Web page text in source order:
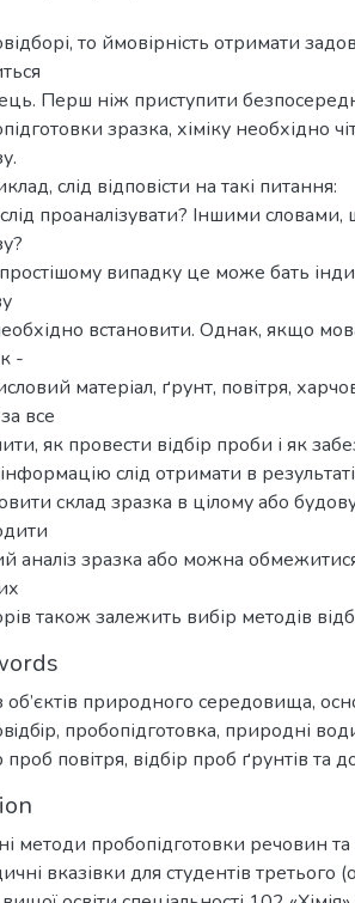
то ймовірність отримати
Перш ніж приступити
зразка, хіміку необхідно
слід відповісти на такі питання:
проаналізувати? Іншими
випадку це може бать
встановити. Однак, якщо
-
матеріал, ґрунт, повітря,
все
як провести відбір проби і як
слід отримати в
склад зразка в цілому або
аналіз зразка або можна
також залежить вибір методів
об’єктів природного середовища,
, пробопідготовка, природні
проб повітря, відбір проб ґрунтів та
методи пробопідготовки речовин та
вказівки для студентів третього